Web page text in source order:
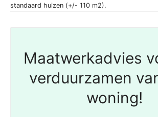
standaard huizen (+/- 110 m2).
Maatwerkadvies
verduurzamen
woning!